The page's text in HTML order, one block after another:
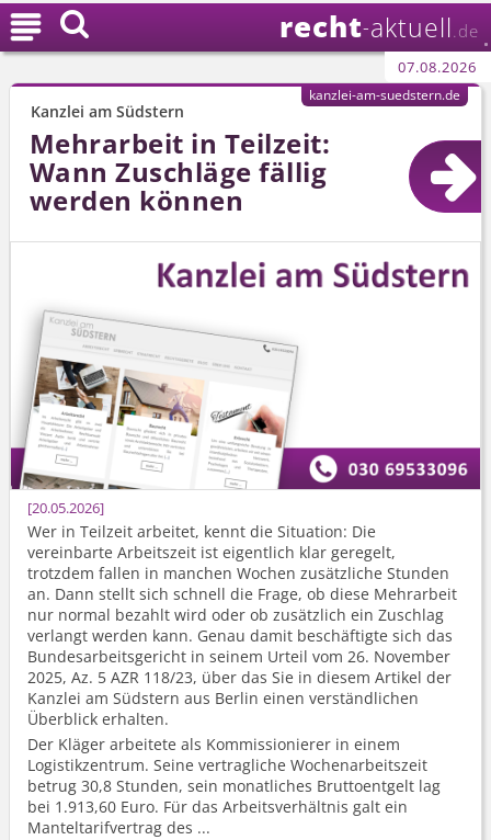
recht-aktuell .de
07.08.2026

Kanzlei am Südstern
Mehrarbeit in Teilzeit:
Wann Zuschläge fällig
werden können
20.05.2026
Wer in Teilzeit arbeitet, kennt die Situation: Die
vereinbarte Arbeitszeit ist eigentlich klar geregelt,
trotzdem fallen in manchen Wochen zusätzliche Stunden
an. Dann stellt sich schnell die Frage, ob diese Mehrarbeit
nur normal bezahlt wird oder ob zusätzlich ein Zuschlag
verlangt werden kann. Genau damit beschäftigte sich das
Bundesarbeits­gericht in seinem Urteil vom 26. November
2025, Az. 5 AZR 118/23, über das Sie in diesem Artikel der
Kanzlei am Südstern aus Berlin einen verständlichen
Überblick erhalten.
Der Kläger arbeitete als Kommissionierer in einem
Logistikzentrum. Seine vertragliche Wochenarbeitszeit
betrug 30,8 Stunden, sein monatliches Bruttoentgelt lag
bei 1.913,60 Euro. Für das Arbeitsverhältnis galt ein
Manteltarifvertrag des ...
kanzlei-am-suedstern.de